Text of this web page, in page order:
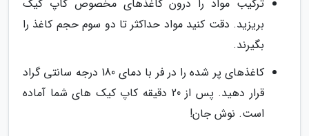
ترکیب مواد را درون کاغذهای مخصوص کاپ کیک
بریزید. دقت کنید مواد حداکثر تا دو سوم حجم کاغذ را
بگیرند.
کاغذهای پر شده را در فر با دمای 180 درجه سانتی گراد
قرار دهید. پس از 20 دقیقه کاپ کیک های شما آماده
است. نوش جان!